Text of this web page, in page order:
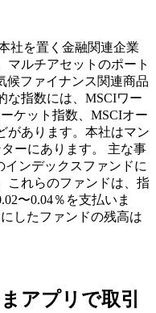
社を置く金融関連企業
マルチアセットのポート
候ファイナンス関連商品
な指数には、MSCIワー
ケット指数、MSCIオー
があります。本社はマン
ーにあります。 主な事
ンデックスファンドに
これらのファンドは、指
〜0.04％を支払いま
したファンドの残高は
アプリで取引